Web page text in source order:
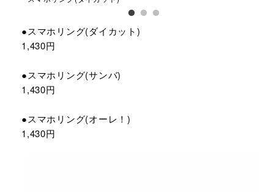
●スマホリング(ダイカット)
1,430円
●スマホリング(サンバ)
1,430円
●スマホリング(オーレ！)
1,430円